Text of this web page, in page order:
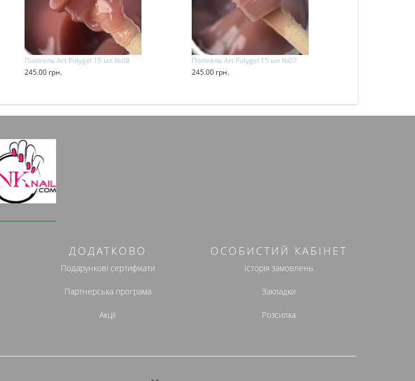
Полігель Art Polygel 15 мл №08
245.00 грн.
Полігель Art Polygel 15 мл №07
245.00 грн.
ДОДАТКОВО
Подарункові сертифікати
Партнерська програма
Акції
ОСОБИСТИЙ КАБІНЕТ
Історія замовлень
Закладки
Розсилка